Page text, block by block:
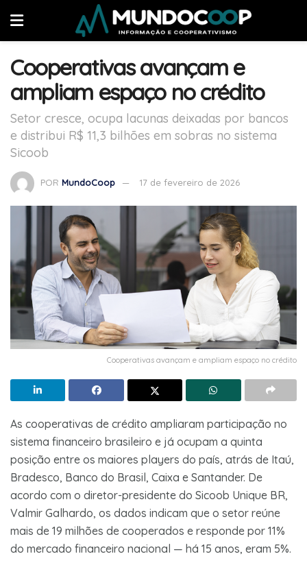
Cooperativas avançam e
ampliam espaço no crédito
Setor cresce, ocupa lacunas deixadas por bancos
e distribui R$ 11,3 bilhões em sobras no sistema
Sicoob
POR MundoCoop 17 de fevereiro de 2026
Cooperativas avançam e ampliam espaço no crédito
As cooperativas de crédito ampliaram participação no
sistema financeiro brasileiro e já ocupam a quinta
posição entre os maiores players do país, atrás de Itaú,
Bradesco, Banco do Brasil, Caixa e Santander. De
acordo com o diretor-presidente do Sicoob Unique BR,
Valmir Galhardo, os dados indicam que o setor reúne
mais de 19 milhões de cooperados e responde por 11%
do mercado financeiro nacional — há 15 anos, eram 5%.